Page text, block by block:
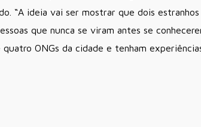
“A ideia vai ser mostrar que dois
que nunca se viram antes se
ONGs da cidade e tenham